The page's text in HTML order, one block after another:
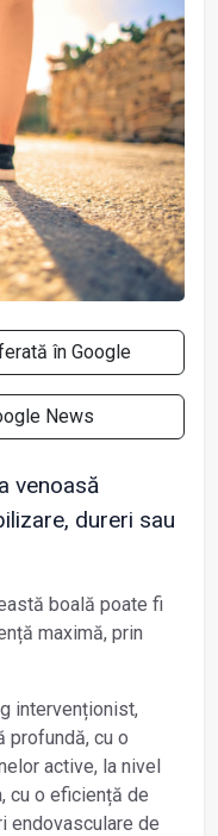
în Google
News
venoasă
dureri sau
boală poate fi
maximă, prin
intervenționist,
profundă, cu o
active, la nivel
cu o eficiență de
endovasculare de